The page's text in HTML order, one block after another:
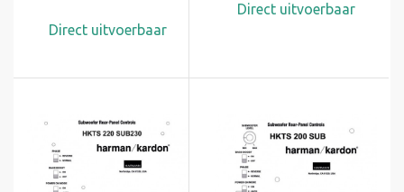
Direct uitvoerbaar
Direct uitvoerbaar